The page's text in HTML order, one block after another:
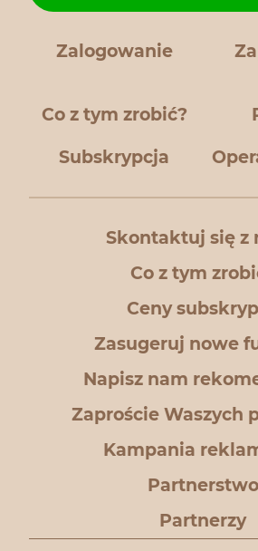
Zalogowanie
Co z tym zrobić?
Subskrypcja
Skontaktuj się z
Co z tym
Ceny
Zasugeruj nowe
Napisz nam
Zaproście Waszych
Kampania
Partnerstwo
Partnerzy